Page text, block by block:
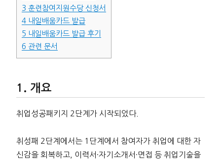
3 훈련참여지원수당 신청서
4내일배움카드 발급
5 내일배움카드 발급 후기
6 관련 문서
개요
취업성공패키지 2단계가 시작되었다.
취성패 2단계에서는 1단계에서 참여자가 취업에 대한 자
신감을 회복하고, 이력서·자기소개서·면접 등 취업기술을